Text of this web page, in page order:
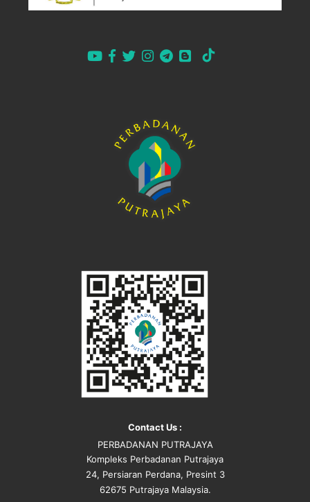
Contact Us :
PERBADANAN PUTRAJAYA
Kompleks Perbadanan Putrajaya
24, Persiaran Perdana, Presint 3
62675 Putrajaya Malaysia.